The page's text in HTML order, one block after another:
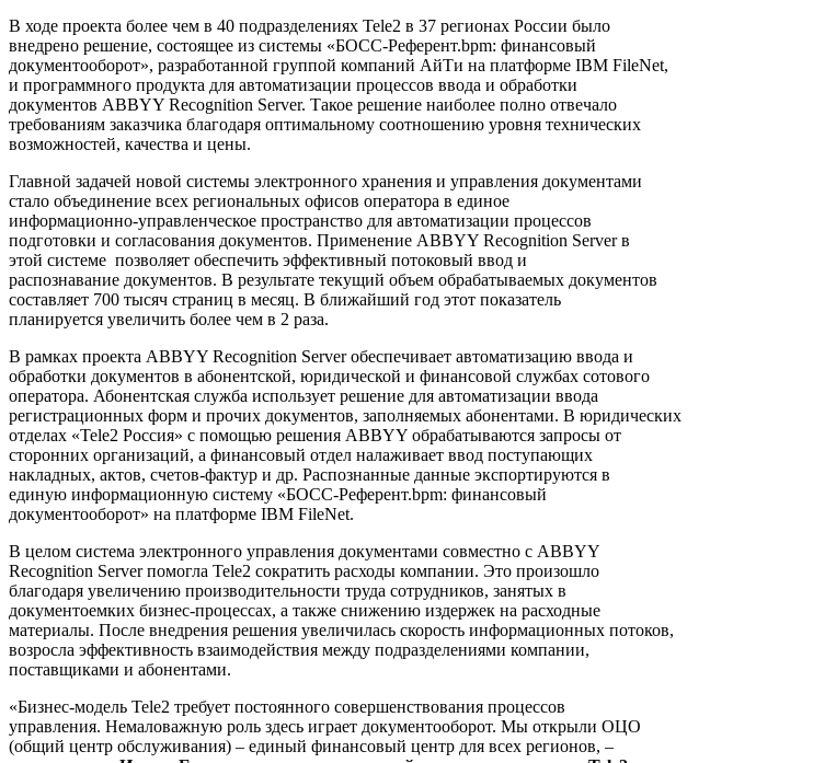
В ходе проекта более чем в 40 подразделениях Tele2 в 37 регионах России было
внедрено решение, состоящее из системы «БОСС-Референт.bpm: финансовый
документооборот», разработанной группой компаний АйТи на платформе IBM FileNet,
и программного продукта для автоматизации процессов ввода и обработки
документов ABBYY Recognition Server. Такое решение наиболее полно отвечало
требованиям заказчика благодаря оптимальному соотношению уровня технических
возможностей, качества и цены.
Главной задачей новой системы электронного хранения и управления документами
стало объединение всех региональных офисов оператора в единое
информационно-управленческое пространство для автоматизации процессов
подготовки и согласования документов. Применение ABBYY Recognition Server в
этой системе позволяет обеспечить эффективный потоковый ввод и
распознавание документов. В результате текущий объем обрабатываемых документов
составляет 700 тысяч страниц в месяц. В ближайший год этот показатель
планируется увеличить более чем в 2 раза.
В рамках проекта ABBYY Recognition Server обеспечивает автоматизацию ввода и
обработки документов в абонентской, юридической и финансовой службах сотового
оператора. Абонентская служба использует решение для автоматизации ввода
регистрационных форм и прочих документов, заполняемых абонентами. В юридических
отделах «Tele2 Россия» с помощью решения ABBYY обрабатываются запросы от
сторонних организаций, а финансовый отдел налаживает ввод поступающих
накладных, актов, счетов-фактур и др. Распознанные данные экспортируются в
единую информационную систему «БОСС-Референт.bpm: финансовый
документооборот» на платформе IBM FileNet.
В целом система электронного управления документами совместно с ABBYY
Recognition Server помогла Tele2 сократить расходы компании. Это произошло
благодаря увеличению производительности труда сотрудников, занятых в
документоемких бизнес-процессах, а также снижению издержек на расходные
материалы. После внедрения решения увеличилась скорость информационных потоков,
возросла эффективность взаимодействия между подразделениями компании,
поставщиками и абонентами.
«Бизнес-модель Tele2 требует постоянного совершенствования процессов
управления. Немаловажную роль здесь играет документооборот. Мы открыли ОЦО
(общий центр обслуживания) – единый финансовый центр для всех регионов, –